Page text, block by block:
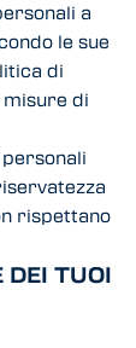
a
le sue
di
di
rispettano
DEI TUOI